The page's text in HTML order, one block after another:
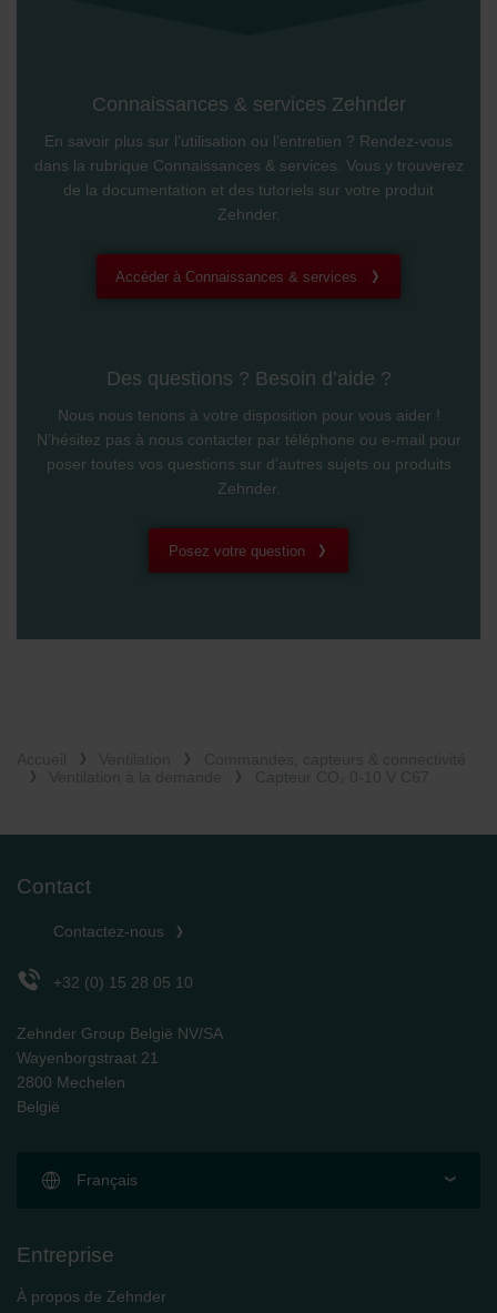
Zehnder Group İç Mekan İklimlendirme Sanayi ve Ticaret
Zehnder Group Nederland bv: Privacyverklaringen
Zehnder Group Sales International: Privacy Policy
Zehnder Group Schweiz AG: Datenschutz
Zehnder Polska Sp. z o.o.: Oświadczenie o ochronie
Zehnder Group UK Limited: Privacy Policy
Connaissances & services Zehnder
En savoir plus sur l’utilisation ou l’entretien ? Rendez-vous
dans la rubrique Connaissances & services. Vous y trouverez
de la documentation et des tutoriels sur votre produit
Zehnder.
Accéder à Connaissances & services
Des questions ? Besoin d’aide ?
Nous nous tenons à votre disposition pour vous aider !
N’hésitez pas à nous contacter par téléphone ou e-mail pour
poser toutes vos questions sur d’autres sujets ou produits
Zehnder.
Posez votre question
Contact
Contactez-nous
+32 (0) 15 28 05 10
Zehnder Group België NV/SA
Wayenborgstraat 21
2800 Mechelen
België
Français
Entreprise
À propos de Zehnder